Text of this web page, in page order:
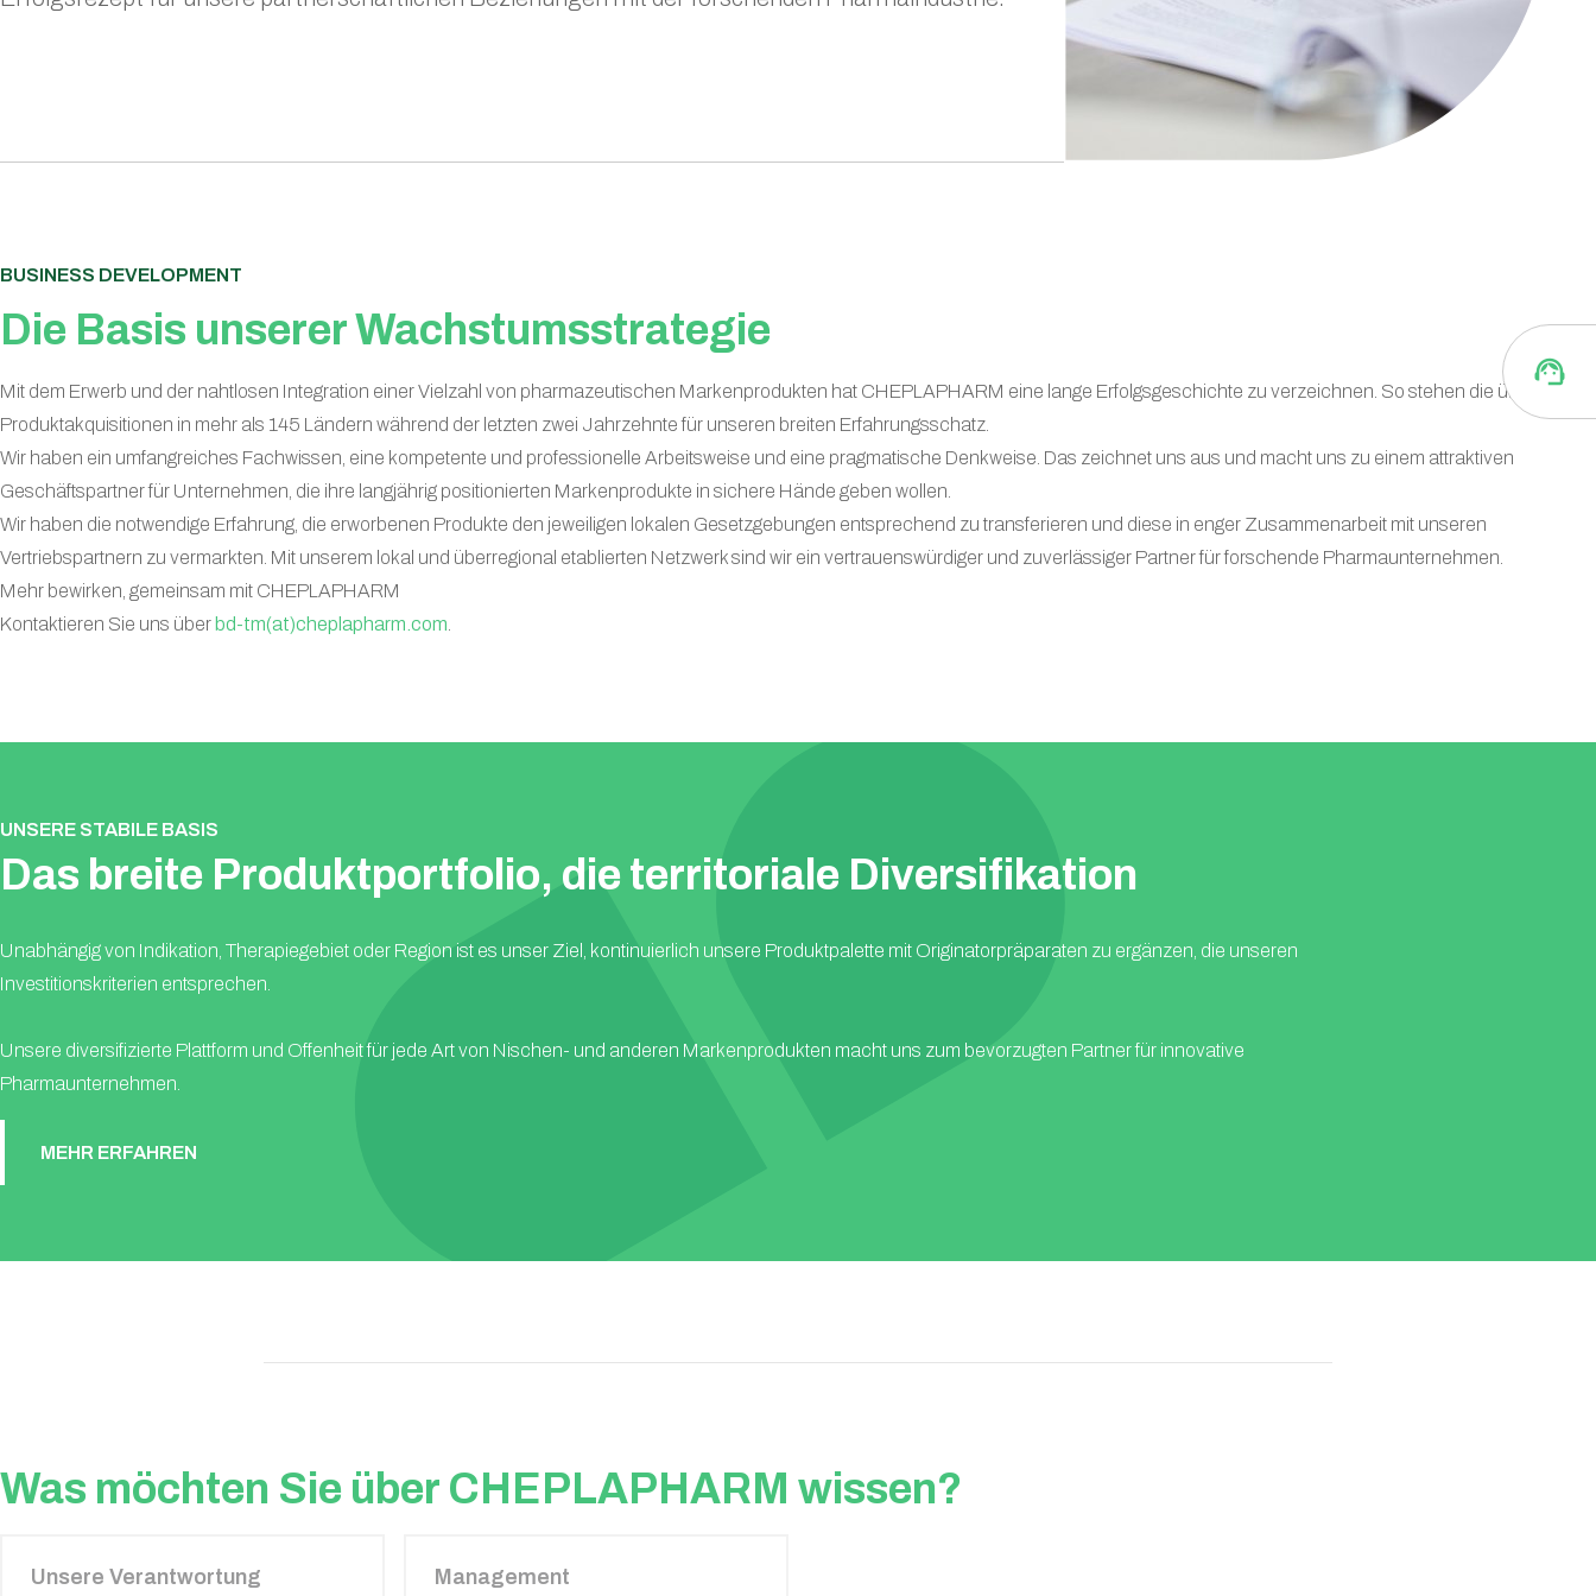
support_agent
BUSINESS DEVELOPMENT
Die Basis unserer Wachstumsstrategie
Mit dem Erwerb und der nahtlosen Integration einer Vielzahl von pharmazeutischen Markenprodukten hat CHEPLAPHARM eine lange Erfolgsgeschichte zu verzeichnen. So stehen die über 125
Produktakquisitionen in mehr als 145 Ländern während der letzten zwei Jahrzehnte für unseren breiten Erfahrungsschatz.
Wir haben ein umfangreiches Fachwissen, eine kompetente und professionelle Arbeitsweise und eine pragmatische Denkweise. Das zeichnet uns aus und macht uns zu einem attraktiven
Geschäftspartner für Unternehmen, die ihre langjährig positionierten Markenprodukte in sichere Hände geben wollen.
Wir haben die notwendige Erfahrung, die erworbenen Produkte den jeweiligen lokalen Gesetzgebungen entsprechend zu transferieren und diese in enger Zusammenarbeit mit unseren
Vertriebspartnern zu vermarkten. Mit unserem lokal und überregional etablierten Netzwerk sind wir ein vertrauenswürdiger und zuverlässiger Partner für forschende Pharmaunternehmen.
Mehr bewirken, gemeinsam mit CHEPLAPHARM
Kontaktieren Sie uns über bd-tm(at)cheplapharm.com
UNSERE STABILE BASIS
Das breite Produktportfolio, die territoriale Diversifikation
Unabhängig von Indikation, Therapiegebiet oder Region ist es unser Ziel, kontinuierlich unsere Produktpalette mit Originatorpräparaten zu ergänzen, die unseren
Investitionskriterien entsprechen.
Unsere diversifizierte Plattform und Offenheit für jede Art von Nischen- und anderen Markenprodukten macht uns zum bevorzugten Partner für innovative
Pharmaunternehmen.
MEHR ERFAHREN
Was möchten Sie über CHEPLAPHARM wissen?
Unsere Verantwortung Management